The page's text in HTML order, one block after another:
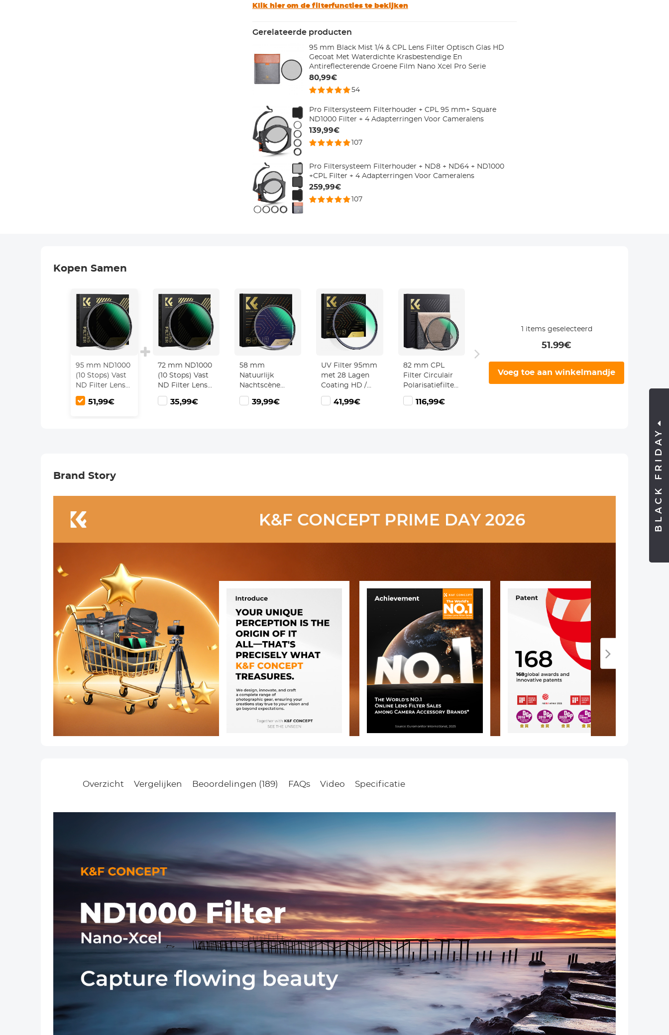
Klik hier om de filterfuncties te bekijken
Gerelateerde producten
95 mm Black Mist 1/4 & CPL Lens Filter Optisch Glas HD
Gecoat Met Waterdichte Krasbestendige En
Antireflecterende Groene Film Nano Xcel Pro Serie
80,99€
54
Pro Filtersysteem Filterhouder + CPL 95 mm+ Square
ND1000 Filter + 4 Adapterringen Voor Cameralens
139,99€
107
Pro Filtersysteem Filterhouder + ND8 + ND64 + ND1000
+CPL Filter + 4 Adapterringen Voor Cameralens
259,99€
107
Kopen Samen
95 mm ND1000
(10 Stops) Vast
ND Filter Lens
Filter Met
Neutrale
51,99€
72 mm ND1000
(10 Stops) Vast
ND Filter Lens
Filter Met
Neutrale
35,99€
58 mm
Natuurlijk
Nachtscène
Lens Filter
Waardoor
39,99€
UV Filter 95mm
met 28 Lagen
Coating HD /
Hydrofoob /
Krasbestendig -
41,99€
82 mm CPL
Filter Circulair
Polarisatiefilter
Ultradun met
36 Laags Multi
116,99€
95 mm CPL
Filter Circulair
Polarisatiefilter
1 items geselecteerd
51.99€
Voeg toe aan winkelmandje
Brand Story
Overzicht Vergelijken Beoordelingen (189) FAQs Video Specificatie
BLACK FRIDAY